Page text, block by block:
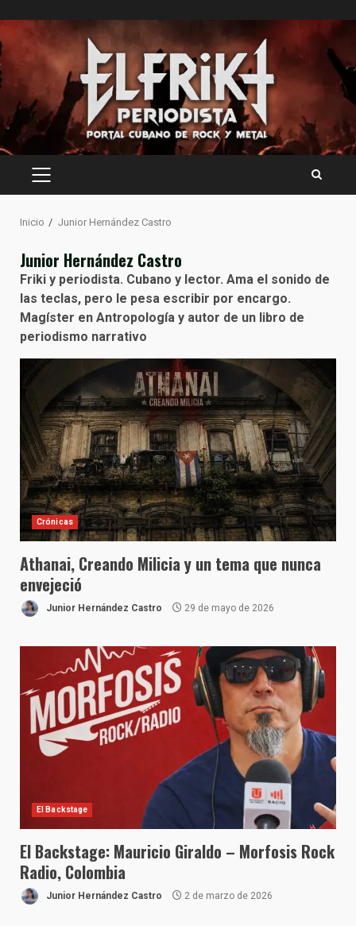
al
contenido
MENÚ
Inicio Junior Hernández Castro
Junior Hernández Castro
Friki y periodista. Cubano y lector. Ama el sonido de
las teclas, pero le pesa escribir por encargo.
Magíster en Antropología y autor de un libro de
periodismo narrativo
Crónicas
Athanai, Creando Milicia y un tema que nunca
envejeció
Junior Hernández Castro 29 de mayo de 2026
El Backstage
El Backstage: Mauricio Giraldo – Morfosis Rock
Radio, Colombia
Junior Hernández Castro 2 de marzo de 2026